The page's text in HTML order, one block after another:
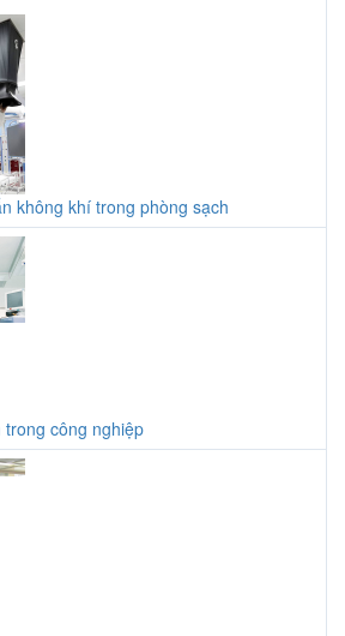
không khí trong phòng sạch
công nghiệp